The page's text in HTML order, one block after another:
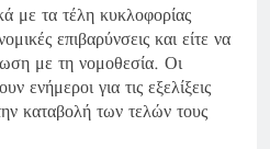
με τα τέλη κυκλοφορίας
επιβαρύνσεις και είτε να
με τη νομοθεσία. Οι
ενήμεροι για τις εξελίξεις
καταβολή των τελών τους